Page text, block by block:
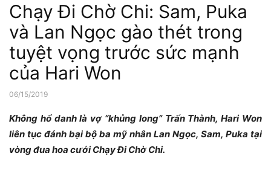
Chạy Đi Chờ Chi: Sam, Puka
và Lan Ngọc gào thét trong
tuyệt vọng trước sức mạnh
của Hari Won
06/15/2019
Không hổ danh là vợ “khủng long” Trấn Thành, Hari Won
liên tục đánh bại bộ ba mỹ nhân Lan Ngọc, Sam, Puka tại
vòng đua hoa cưới Chạy Đi Chờ Chi.